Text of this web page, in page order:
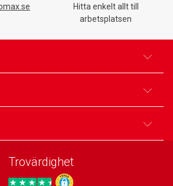
Hitta enkelt allt till
arbetsplatsen
Trovärdighet